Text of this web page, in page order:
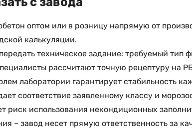
оптом или в розницу напрямую от
калькуляции.
техническое задание: требуемый тип
рассчитают точную рецептуру на
лаборатории гарантирует стабильность
соответствие заявленному классу и
риск использования некондиционных
– завод несет прямую ответственность за